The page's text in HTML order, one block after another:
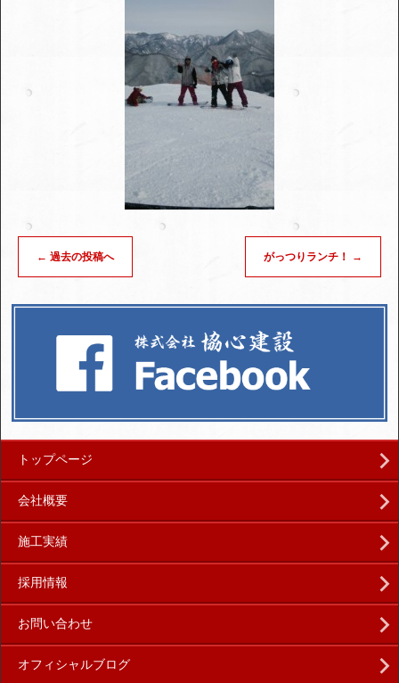
← 過去の投稿へ がっつりランチ！ →
トップページ
会社概要
施工実績
採用情報
お問い合わせ
オフィシャルブログ